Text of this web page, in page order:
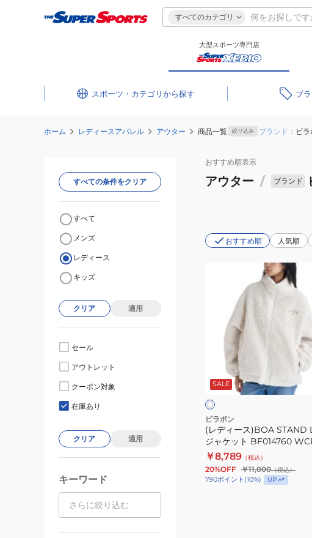
すべてのカテゴリ
大型スポーツ専門店
スポーツ・カテゴリ ブ
ホーム レディースアパレル アウター 商品一覧 絞り込み ブランド： ビ
おすすめ順表示
アウター / ブランド
おすすめ順 人気順
ス)BOA
STAND
LIGHT
ャ
ケ
ッ
ト
BF014760
WCP
SALE
ビラボン
(レディース)BOA STAND
ジャケット BF014760
￥8,789 （税込）
20%OFF ￥11,000（税込）
790ポイント (10%) UP
イ
デ
ィ
ル
ー
ブ
ル
ー
すべての条件をクリア
すべて
メンズ
レディース
キッズ
クリア 適用
セール
アウトレット
クーポン対象
在庫あり
クリア 適用
キーワード